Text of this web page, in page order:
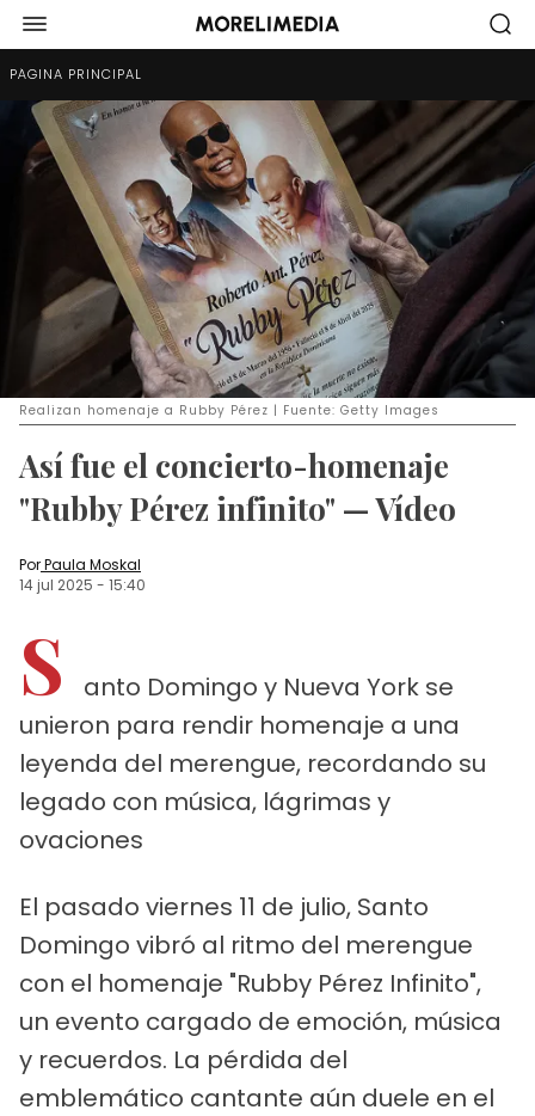
PÁGINA PRINCIPAL
Realizan homenaje a Rubby Pérez | Fuente: Getty Images
Así fue el concierto-homenaje
"Rubby Pérez infinito" — Vídeo
PorPaula Moskal
14 jul 2025 - 15:40
S
anto Domingo y Nueva York se
unieron para rendir homenaje a una
leyenda del merengue, recordando su
legado con música, lágrimas y
ovaciones
El pasado viernes 11 de julio, Santo
Domingo vibró al ritmo del merengue
con el homenaje "Rubby Pérez Infinito",
un evento cargado de emoción, música
y recuerdos. La pérdida del
emblemático cantante aún duele en el